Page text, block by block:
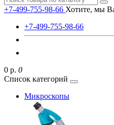
+7-499-755-98-66 Хотите, мы
+7-499-755-98-66
0 р. 0
Список категорий
Микроскопы